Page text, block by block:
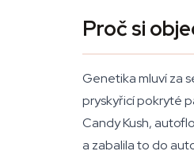
Proč si
Genetika mluví za
pryskyřicí pokryté
Candy Kush,
a zabalila to do